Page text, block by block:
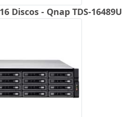
Discos - Qnap TDS-16489U